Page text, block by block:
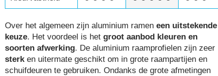
Over het algemeen zijn aluminium ramen een uitstekende
keuze. Het voordeel is het groot aanbod kleuren en
soorten afwerking. De aluminium raamprofielen zijn zeer
sterken uitermate geschikt om in grote raampartijen en
schuifdeuren te gebruiken. Ondanks de grote afmetingen